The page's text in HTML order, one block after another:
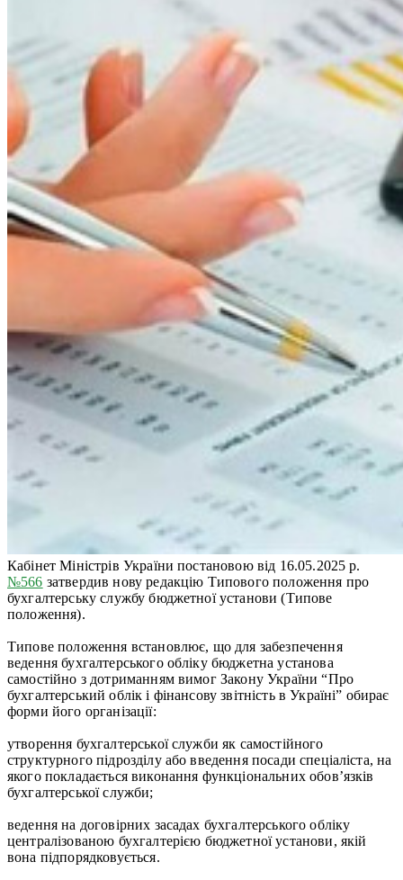
Кабінет Міністрів України постановою від 16.05.2025 р.
№566 затвердив нову редакцію Типового положення про
бухгалтерську службу бюджетної установи (Типове
положення).
Типове положення встановлює, що для забезпечення
ведення бухгалтерського обліку бюджетна установа
самостійно з дотриманням вимог Закону України “Про
бухгалтерський облік і фінансову звітність в Україні” обирає
форми його організації:
утворення бухгалтерської служби як самостійного
структурного підрозділу або введення посади спеціаліста, на
якого покладається виконання функціональних обов’язків
бухгалтерської служби;
ведення на договірних засадах бухгалтерського обліку
централізованою бухгалтерією бюджетної установи, якій
вона підпорядковується.